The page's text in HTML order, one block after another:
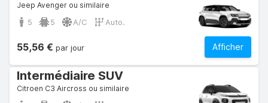
Jeep Avenger ou similaire
5 5 A/C Auto.
Afficher
55,56 € par jour
Intermédiaire SUV
Citroen C3 Aircross ou similaire